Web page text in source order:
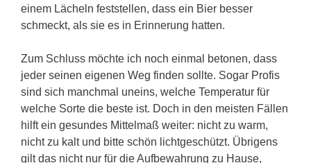
einem Lächeln feststellen, dass ein Bier besser
schmeckt, als sie es in Erinnerung hatten.
Zum Schluss möchte ich noch einmal betonen, dass
jeder seinen eigenen Weg finden sollte. Sogar Profis
sind sich manchmal uneins, welche Temperatur für
welche Sorte die beste ist. Doch in den meisten Fällen
hilft ein gesundes Mittelmaß weiter: nicht zu warm,
nicht zu kalt und bitte schön lichtgeschützt. Übrigens
gilt das nicht nur für die Aufbewahrung zu Hause,